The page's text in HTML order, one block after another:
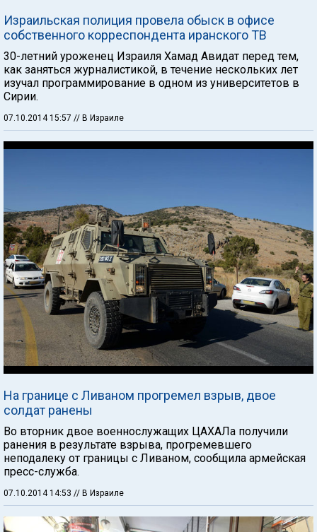
Израильская полиция провела обыск в офисе
собственного корреспондента иранского ТВ
30-летний уроженец Израиля Хамад Авидат перед тем,
как заняться журналистикой, в течение нескольких лет
изучал программирование в одном из университетов в
Сирии.
07.10.2014 15:57 // В Израиле
На границе с Ливаном прогремел взрыв, двое
солдат ранены
Во вторник двое военнослужащих ЦАХАЛа получили
ранения в результате взрыва, прогремевшего
неподалеку от границы с Ливаном, сообщила армейская
пресс-служба.
07.10.2014 14:53 // В Израиле